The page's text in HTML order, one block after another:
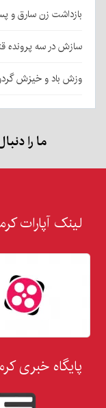
بازداشت زن سارق و پسر ۱۲ ساله‌اش در
سازش در سه پرونده
وزش باد و خیزش
ما را
لینک آپارات
پایگاه خبری